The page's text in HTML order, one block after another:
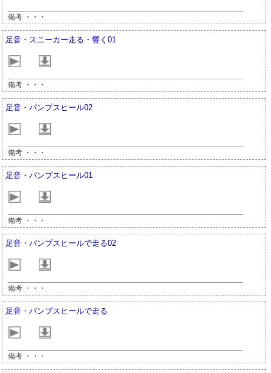
備考 ・・・
足音・スニーカー走る・響く01
備考 ・・・
足音・パンプスヒール02
備考 ・・・
足音・パンプスヒール01
備考 ・・・
足音・パンプスヒールで走る02
備考 ・・・
足音・パンプスヒールで走る
備考 ・・・